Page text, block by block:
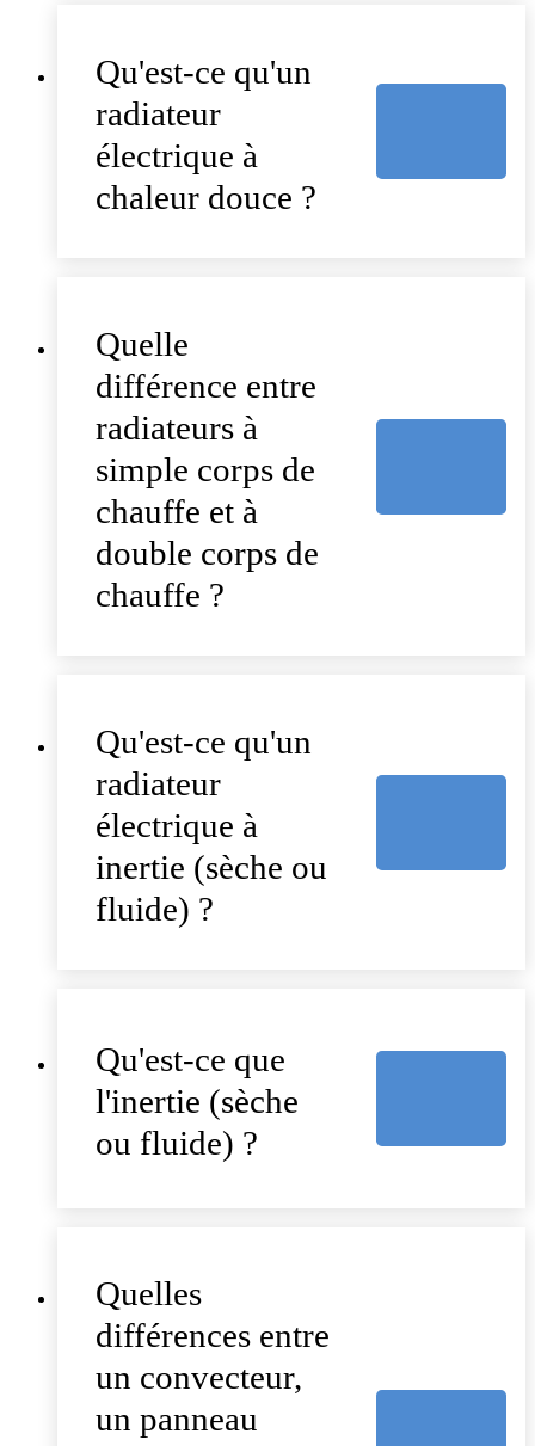
Qu'est-ce qu'un
radiateur
électrique à
chaleur douce ?
Quelle
différence entre
radiateurs à
simple corps de
chauffe et à
double corps de
chauffe ?
Qu'est-ce qu'un
radiateur
électrique à
inertie (sèche ou
fluide) ?
Qu'est-ce que
l'inertie (sèche
ou fluide) ?
Quelles
différences entre
un convecteur,
un panneau